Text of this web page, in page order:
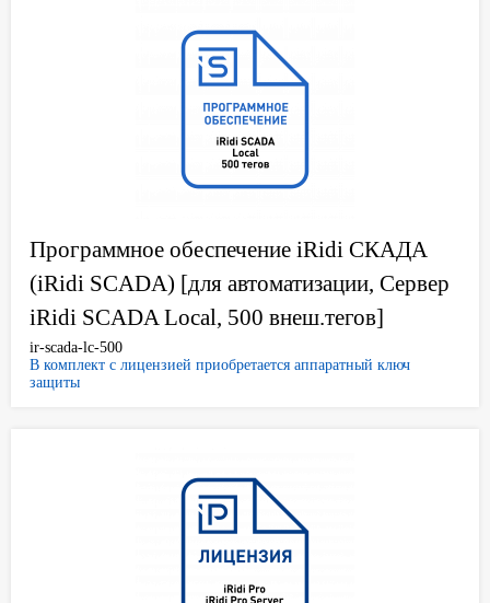
Программное обеспечение iRidi СКАДА
(iRidi SCADA) [для автоматизации, Сервер
iRidi SCADA Local, 500 внеш.тегов]
ir-scada-lc-500
В комплект с лицензией приобретается аппаратный ключ
защиты